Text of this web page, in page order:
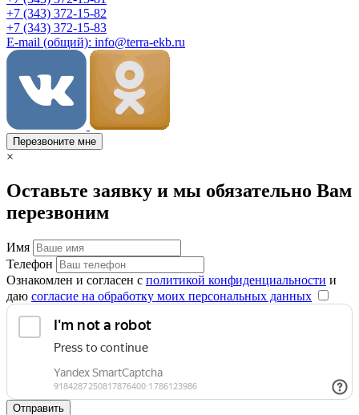
+7 (343) 372-15-82
+7 (343) 372-15-83
E-mail (общий): info@terra-ekb.ru
Перезвоните мне
×
Оставьте заявку и мы обязательно Вам
перезвоним
Имя
Телефон
Ознакомлен и согласен с политикой конфиденциальности и
даю согласие на обработку моих персональных данных
Отправить